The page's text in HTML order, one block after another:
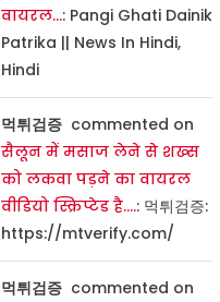
वायरल…: Pangi Ghati Dainik
Patrika || News In Hindi,
Hindi
먹튀검증commented on
सैलून में मसाज लेने से शख्स
को लकवा पड़ने का वायरल
वीडियो स्क्रिप्टेड है….: 먹튀검증:
https://mtverify.com/
먹튀검증commented on